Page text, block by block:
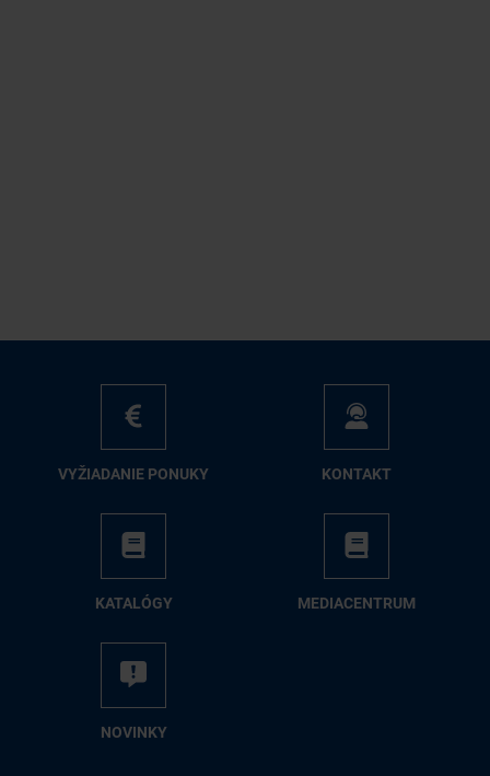
VY­ŽIA­DA­NIE PO­NU­KY KON­TAKT
KA­TA­LÓ­GY ME­DIA­CEN­TRUM
NO­VIN­KY